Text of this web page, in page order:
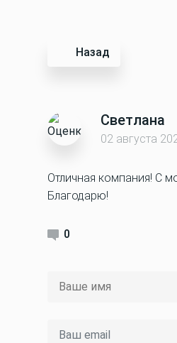
Назад
Светлана
02 августа
Отличная компания! С
Благодарю!
0